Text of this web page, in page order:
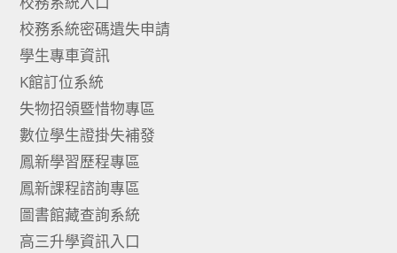
校務系統密碼遺失申請
學生專車資訊
K館訂位系統
失物招領暨惜物專區
數位學生證掛失補發
鳳新學習歷程專區
鳳新課程諮詢專區
圖書館藏查詢系統
高三升學資訊入口